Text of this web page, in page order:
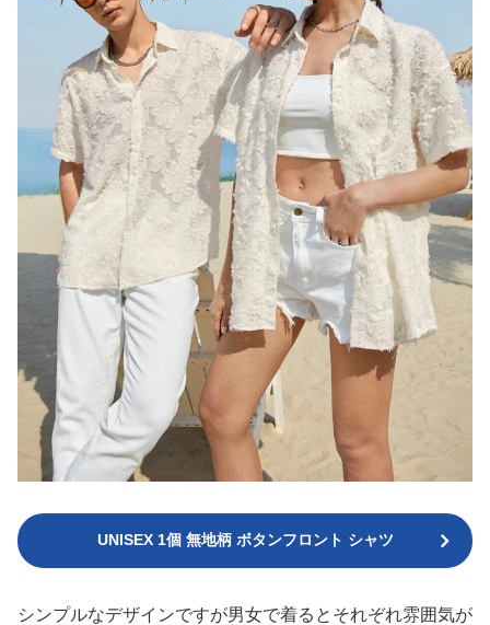
UNISEX 1個 無地柄 ボタンフロント シャツ
シンプルなデザインですが男女で着るとそれぞれ雰囲気が